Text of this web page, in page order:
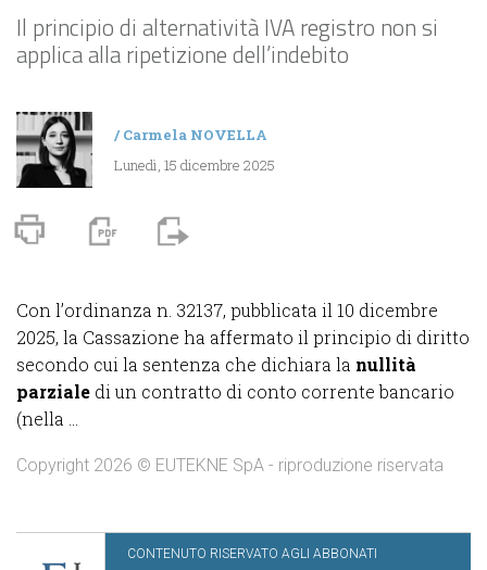
Il principio di alternatività IVA registro non si
applica alla ripetizione dell’indebito
/Carmela NOVELLA
Lunedì, 15 dicembre 2025
Con l’ordinanza n. 32137, pubblicata il 10 dicembre
2025, la Cassazione ha affermato il principio di diritto
secondo cui la sentenza che dichiara la nullità
parziale di un contratto di conto corrente bancario
(nella ...
Copyright 2026 © EUTEKNE SpA - riproduzione riservata
CONTENUTO RISERVATO AGLI ABBONATI